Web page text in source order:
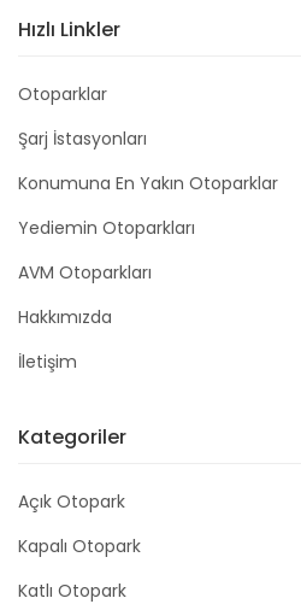
Hızlı Linkler
Otoparklar
Şarj İstasyonları
Konumuna En Yakın Otoparklar
Yediemin Otoparkları
AVM Otoparkları
Hakkımızda
İletişim
Kategoriler
Açık Otopark
Kapalı Otopark
Katlı Otopark